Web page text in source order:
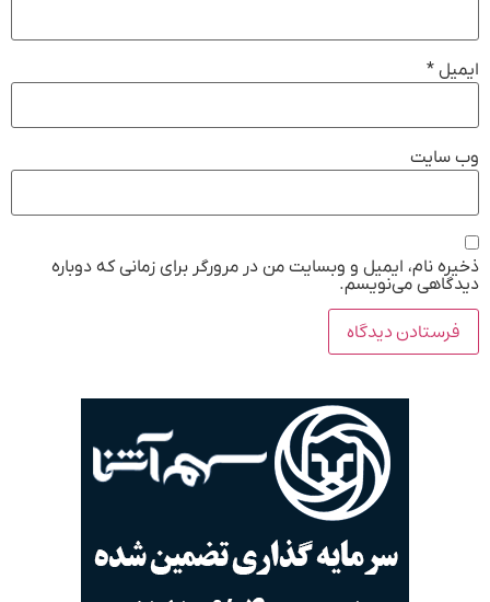
ایمیل *
وب‌ سایت
ذخیره نام، ایمیل و وبسایت من در مرورگر برای زمانی که دوباره
دیدگاهی می‌نویسم.